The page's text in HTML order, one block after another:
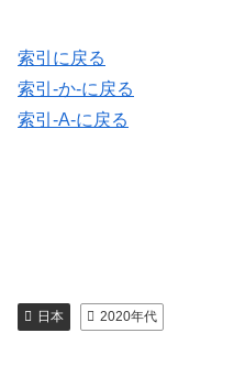
索引に戻る
索引-か-に戻る
索引-A-に戻る
日本 2020年代